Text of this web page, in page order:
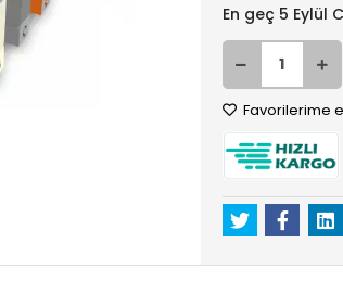
En geç 5 Eylül
Favorilerime